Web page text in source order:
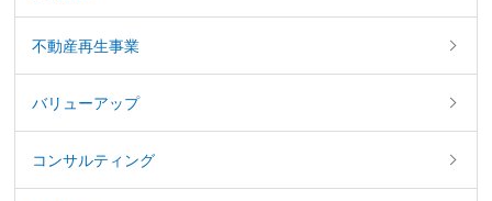
不動産再生事業
バリューアップ
コンサルティング